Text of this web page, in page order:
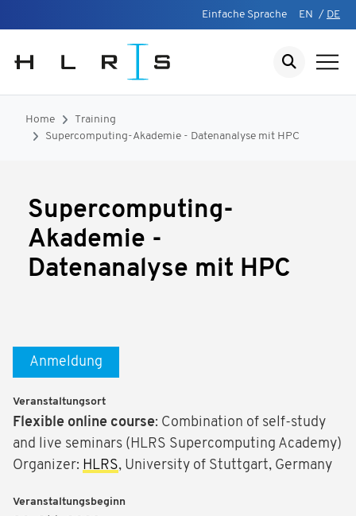
Einfache Sprache EN / DE
Home
Training
Supercomputing-Akademie - Datenanalyse mit HPC
Supercomputing-
Akademie -
Datenanalyse mit HPC
Anmeldung
Veranstaltungsort
Flexible online course: Combination of self-study
and live seminars (HLRS Supercomputing Academy)
Organizer: HLRS, University of Stuttgart, Germany
Veranstaltungsbeginn